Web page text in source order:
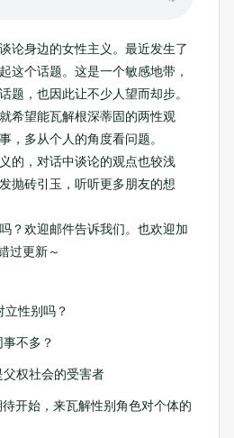
论身边的女性主义。最近发生了
这个话题。这是一个敏感地带，
题，也因此让不少人望而却步。
希望能瓦解根深蒂固的两性观
，多从个人的角度看问题。
的，对话中谈论的观点也较浅
抛砖引玉，听听更多朋友的想
？欢迎邮件告诉我们。也欢迎加
过更新～
性别吗？
不多？
权社会的受害者
开始，来瓦解性别角色对个体的